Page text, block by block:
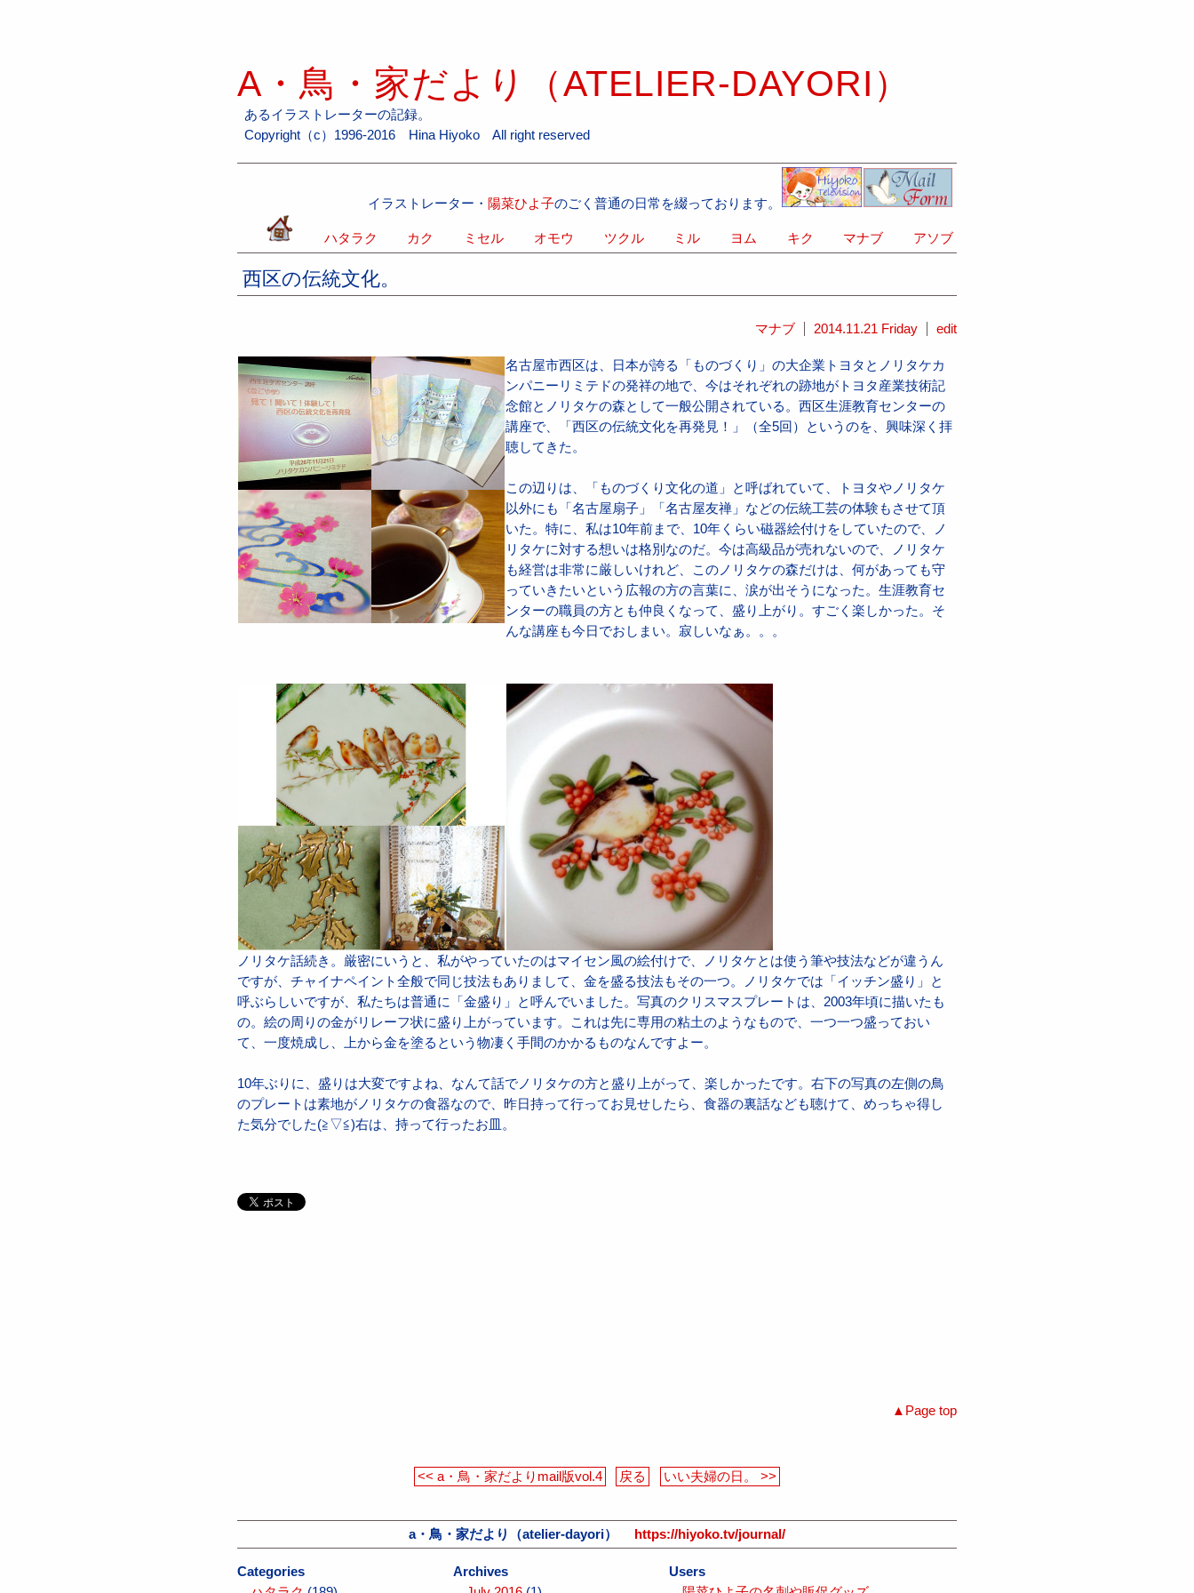
A・鳥・家だより（ATELIER-DAYORI）
あるイラストレーターの記録。
Copyright（c）1996-2016 Hina Hiyoko All right reserved
イラストレーター・ 陽菜ひよ子のごく普通の日常を綴っております。
ハタラク カク ミセル オモウ ツクル ミル ヨム キク マナブ アソブ
西区の伝統文化。
マナブ 2014.11.21 Friday edit
名古屋市西区は、日本が誇る「ものづくり」の大企業トヨタとノリタケカ
ンパニーリミテドの発祥の地で、今はそれぞれの跡地がトヨタ産業技術記
念館とノリタケの森として一般公開されている。西区生涯教育センターの
講座で、「西区の伝統文化を再発見！」（全5回）というのを、興味深く拝
聴してきた。
この辺りは、「ものづくり文化の道」と呼ばれていて、トヨタやノリタケ
以外にも「名古屋扇子」「名古屋友禅」などの伝統工芸の体験もさせて頂
いた。特に、私は10年前まで、10年くらい磁器絵付けをしていたので、ノ
リタケに対する想いは格別なのだ。今は高級品が売れないので、ノリタケ
も経営は非常に厳しいけれど、このノリタケの森だけは、何があっても守
っていきたいという広報の方の言葉に、涙が出そうになった。生涯教育セ
ンターの職員の方とも仲良くなって、盛り上がり。すごく楽しかった。そ
んな講座も今日でおしまい。寂しいなぁ。。。
ノリタケ話続き。厳密にいうと、私がやっていたのはマイセン風の絵付けで、ノリタケとは使う筆や技法などが違うん
ですが、チャイナペイント全般で同じ技法もありまして、金を盛る技法もその一つ。ノリタケでは「イッチン盛り」と
呼ぶらしいですが、私たちは普通に「金盛り」と呼んでいました。写真のクリスマスプレートは、2003年頃に描いたも
の。絵の周りの金がリレーフ状に盛り上がっています。これは先に専用の粘土のようなもので、一つ一つ盛っておい
て、一度焼成し、上から金を塗るという物凄く手間のかかるものなんですよー。
10年ぶりに、盛りは大変ですよね、なんて話でノリタケの方と盛り上がって、楽しかったです。右下の写真の左側の鳥
のプレートは素地がノリタケの食器なので、昨日持って行ってお見せしたら、食器の裏話なども聴けて、めっちゃ得し
た気分でした(≧▽≦)右は、持って行ったお皿。
Page top
<< a・鳥・家だよりmail版vol.4 戻る いい夫婦の日。 >>
a・鳥・家だより（atelier-dayori） https://hiyoko.tv/journal/
Categories
Archives
Users